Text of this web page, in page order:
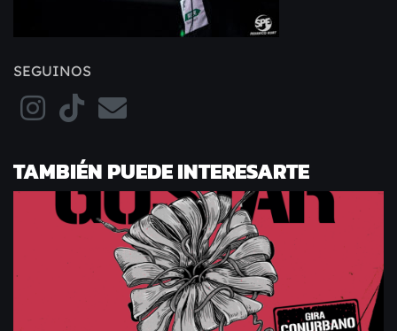
SEGUINOS
TAMBIÉN PUEDE INTERESARTE